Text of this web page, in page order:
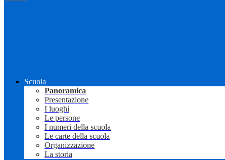
Scuola
Panoramica
Presentazione
I luoghi
Le persone
I numeri della scuola
Le carte della scuola
Organizzazione
La storia